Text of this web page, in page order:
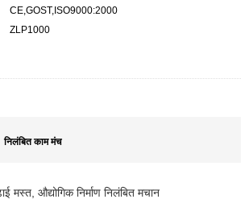
CE,GOST,ISO9000:2000
ZLP1000
निलंबित काम मंच
औद्योगिक निर्माण निलंबित मचान